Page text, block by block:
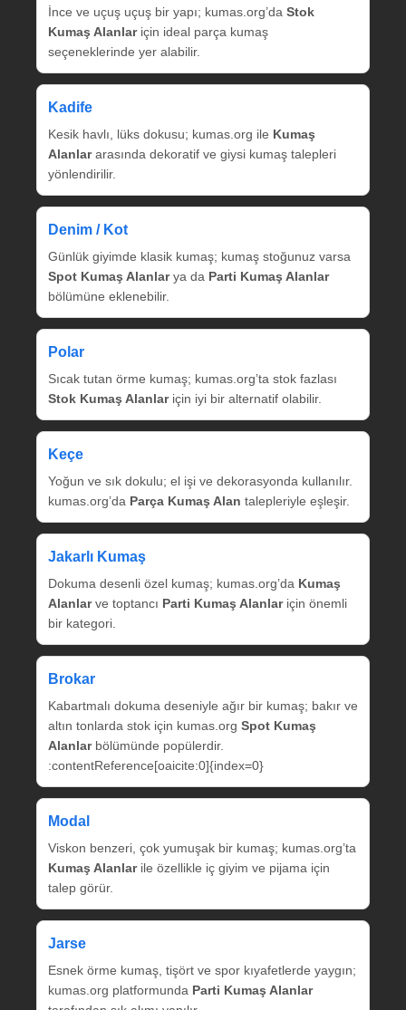
İnce ve uçuş uçuş bir yapı; kumas.org’da Stok
Kumaş Alanlariçin ideal parça kumaş
seçeneklerinde yer alabilir.
Kadife
Kesik havlı, lüks dokusu; kumas.org ile Kumaş
Alanlararasında dekoratif ve giysi kumaş talepleri
yönlendirilir.
Denim / Kot
Günlük giyimde klasik kumaş; kumaş stoğunuz varsa
Spot Kumaş Alanlarya da Parti Kumaş Alanlar
bölümüne eklenebilir.
Polar
Sıcak tutan örme kumaş; kumas.org’ta stok fazlası
Stok Kumaş Alanlariçin iyi bir alternatif olabilir.
Keçe
Yoğun ve sık dokulu; el işi ve dekorasyonda kullanılır.
kumas.org’da Parça Kumaş Alan talepleriyle eşleşir.
Jakarlı Kumaş
Dokuma desenli özel kumaş; kumas.org’da Kumaş
Alanlarve toptancı Parti Kumaş Alanlariçin önemli
bir kategori.
Brokar
Kabartmalı dokuma deseniyle ağır bir kumaş; bakır ve
altın tonlarda stok için kumas.org Spot Kumaş
Alanlarbölümünde popülerdir.
:contentReference[oaicite:0]{index=0}
Modal
Viskon benzeri, çok yumuşak bir kumaş; kumas.org’ta
Kumaş Alanlarile özellikle iç giyim ve pijama için
talep görür.
Jarse
Esnek örme kumaş, tişört ve spor kıyafetlerde yaygın;
kumas.org platformunda Parti Kumaş Alanlar